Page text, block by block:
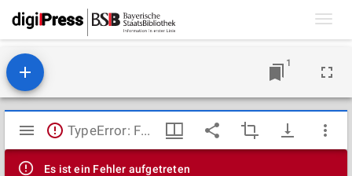
1
Mirador
Viewer
TypeError: Failed to fetch
Es ist ein Fehler aufgetreten